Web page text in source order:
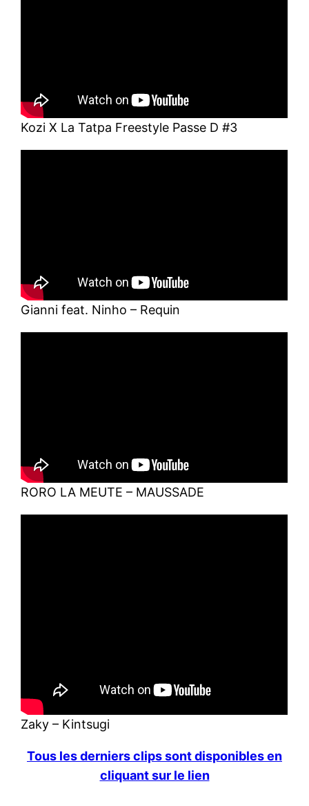
Kozi X La Tatpa Freestyle Passe D #3
Gianni feat. Ninho – Requin
RORO LA MEUTE – MAUSSADE
Zaky – Kintsugi
Tous les derniers clips sont disponibles en
cliquant sur le lien